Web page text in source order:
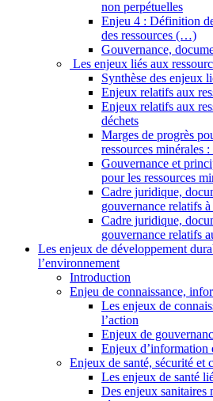
non perpétuelles
Enjeu 4 : Définition
des ressources (…)
Gouvernance,
Les enjeux liés aux
Synthèse des enjeux
Enjeux relatifs aux
Enjeux relatifs aux
déchets
Marges de progrès
ressources
Gouvernance et
pour les ressources
Cadre juridique,
gouvernance relatifs
Cadre juridique,
gouvernance relatifs
Les enjeux de développement
l’environnement
Introduction
Enjeu de connaissance,
Les enjeux de
l’action
Enjeux de
Enjeux d’information
Enjeux de santé, sécurité et
Les enjeux de santé
Des enjeux sanitaires